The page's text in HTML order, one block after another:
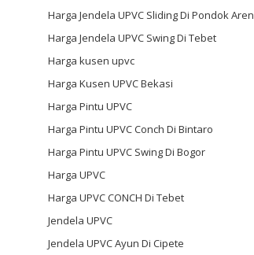
Harga Jendela UPVC Sliding Di Pondok Aren
Harga Jendela UPVC Swing Di Tebet
Harga kusen upvc
Harga Kusen UPVC Bekasi
Harga Pintu UPVC
Harga Pintu UPVC Conch Di Bintaro
Harga Pintu UPVC Swing Di Bogor
Harga UPVC
Harga UPVC CONCH Di Tebet
Jendela UPVC
Jendela UPVC Ayun Di Cipete